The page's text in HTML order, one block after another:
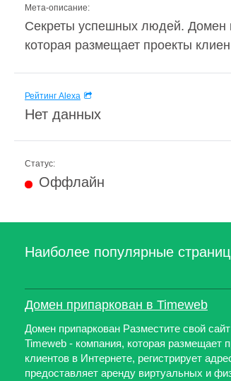
Мета-описание:
Секреты успешных людей. Домен
которая размещает проекты
Рейтинг Alexa
Нет данных
Статус:
Оффлайн
Наиболее популярные
Домен припаркован в Timeweb
Домен припаркован Разместите свой
Timeweb - компания, которая размещает
клиентов в Интернете, регистрирует
предоставляет аренду виртуальных и